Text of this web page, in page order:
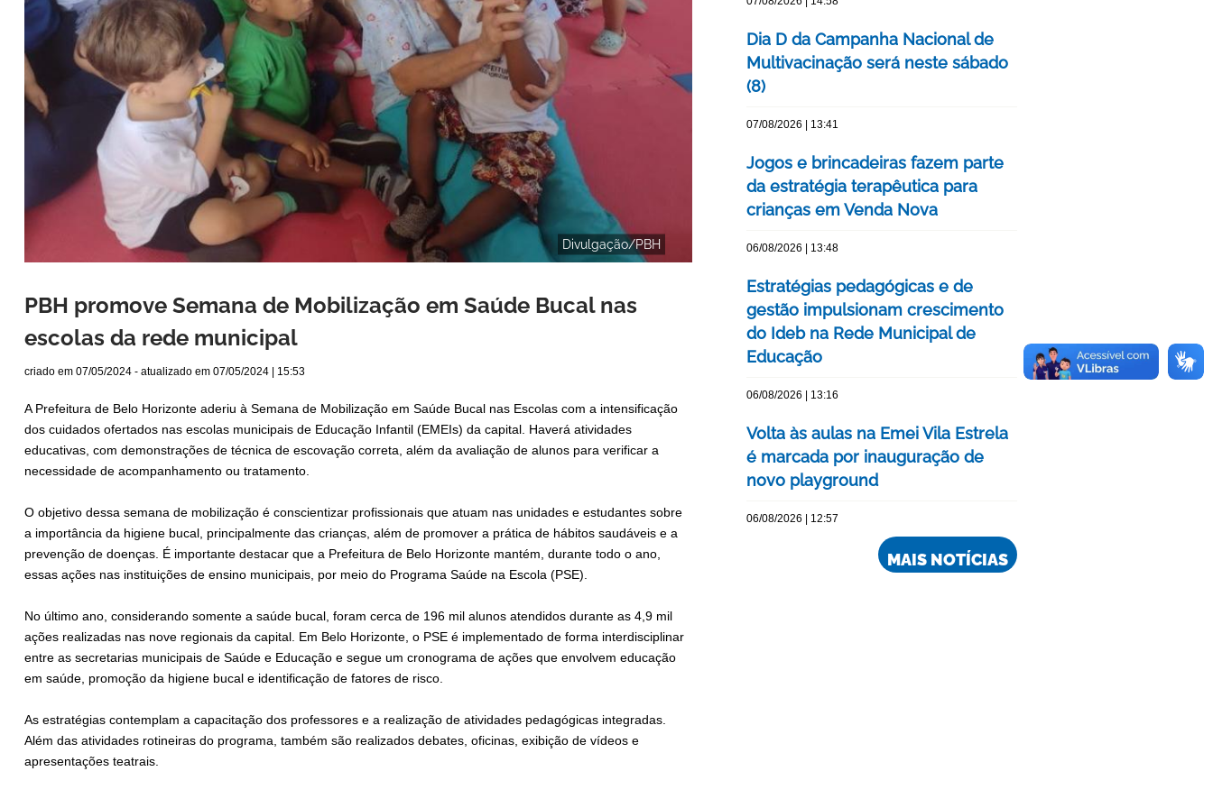
Divulgação/PBH
PBH promove Semana de Mobilização em Saúde Bucal nas
escolas da rede municipal
criado em 07/05/2024 - atualizado em 07/05/2024 | 15:53
A Prefeitura de Belo Horizonte aderiu à Semana de Mobilização em Saúde Bucal nas Escolas com a intensificação
dos cuidados ofertados nas escolas municipais de Educação Infantil (EMEIs) da capital. Haverá atividades
educativas, com demonstrações de técnica de escovação correta, além da avaliação de alunos para verificar a
necessidade de acompanhamento ou tratamento.
O objetivo dessa semana de mobilização é conscientizar profissionais que atuam nas unidades e estudantes sobre
a importância da higiene bucal, principalmente das crianças, além de promover a prática de hábitos saudáveis e a
prevenção de doenças. É importante destacar que a Prefeitura de Belo Horizonte mantém, durante todo o ano,
essas ações nas instituições de ensino municipais, por meio do Programa Saúde na Escola (PSE).
No último ano, considerando somente a saúde bucal, foram cerca de 196 mil alunos atendidos durante as 4,9 mil
ações realizadas nas nove regionais da capital. Em Belo Horizonte, o PSE é implementado de forma interdisciplinar
entre as secretarias municipais de Saúde e Educação e segue um cronograma de ações que envolvem educação
em saúde, promoção da higiene bucal e identificação de fatores de risco.
As estratégias contemplam a capacitação dos professores e a realização de atividades pedagógicas integradas.
Além das atividades rotineiras do programa, também são realizados debates, oficinas, exibição de vídeos e
apresentações teatrais.
Dia D da Campanha Nacional de
Multivacinação será neste sábado
(8)
07/08/2026 | 13:41
Jogos e brincadeiras fazem parte
da estratégia terapêutica para
crianças em Venda Nova
06/08/2026 | 13:48
Estratégias pedagógicas e de
gestão impulsionam crescimento
do Ideb na Rede Municipal de
Educação
06/08/2026 | 13:16
Volta às aulas na Emei Vila Estrela
é marcada por inauguração de
novo playground
06/08/2026 | 12:57
MAIS NOTÍCIAS